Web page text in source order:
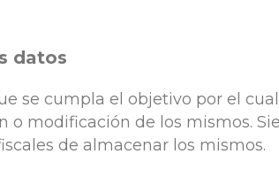
datos
se cumpla el objetivo por el
o modificación de los mismos.
de almacenar los mismos.